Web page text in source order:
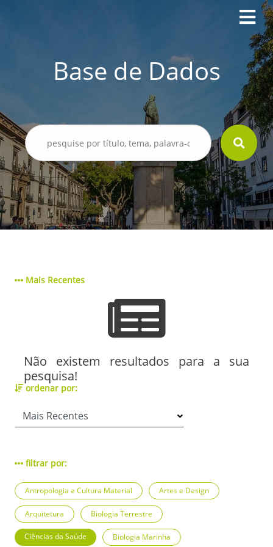
Base de Dados
Mais Recentes
Não existem resultados para a sua
pesquisa!
ordenar por:
filtrar por:
Antropologia e Cultura Material Artes e Design
Arquitetura Biologia Terrestre
Ciências da Saúde Biologia Marinha